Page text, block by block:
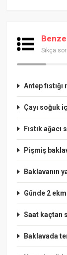
Sıkça
Antep
Çayı soğuk
Fıstık ağacı
Pişmiş
Baklavanın
Günde 2
Saat kaçtan
Baklavada